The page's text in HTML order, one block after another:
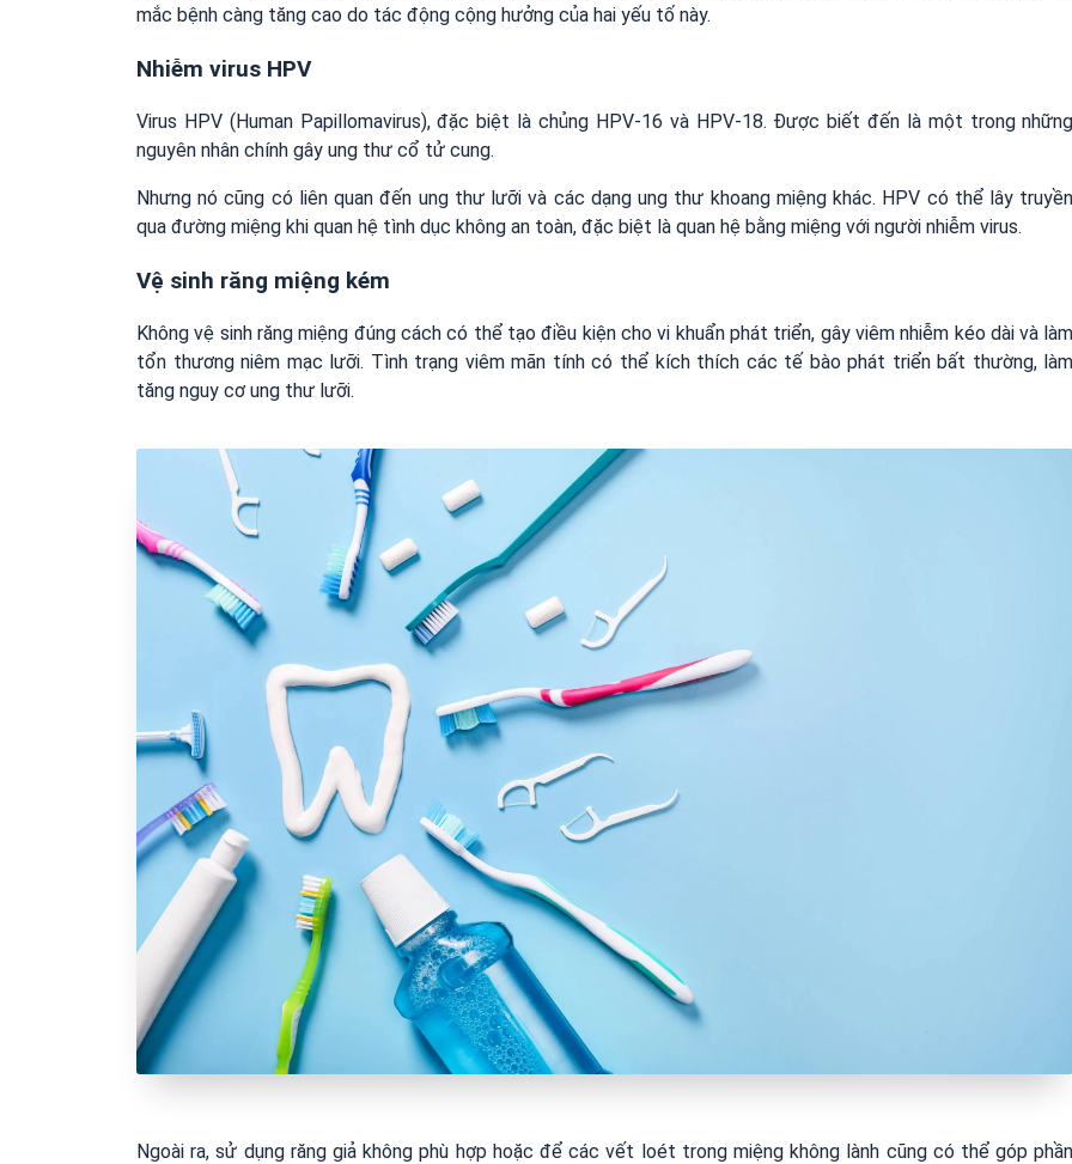
mắc bệnh càng tăng cao do tác động cộng hưởng của hai yếu tố này.
Nhiễm virus HPV
Virus HPV (Human Papillomavirus), đặc biệt là chủng HPV-16 và HPV-18. Được biết đến là một trong những
nguyên nhân chính gây ung thư cổ tử cung.
Nhưng nó cũng có liên quan đến ung thư lưỡi và các dạng ung thư khoang miệng khác. HPV có thể lây truyền
qua đường miệng khi quan hệ tình dục không an toàn, đặc biệt là quan hệ bằng miệng với người nhiễm virus.
Vệ sinh răng miệng kém
Không vệ sinh răng miệng đúng cách có thể tạo điều kiện cho vi khuẩn phát triển, gây viêm nhiễm kéo dài và làm
tổn thương niêm mạc lưỡi. Tình trạng viêm mãn tính có thể kích thích các tế bào phát triển bất thường, làm
tăng nguy cơ ung thư lưỡi.
Ngoài ra, sử dụng răng giả không phù hợp hoặc để các vết loét trong miệng không lành cũng có thể góp phần